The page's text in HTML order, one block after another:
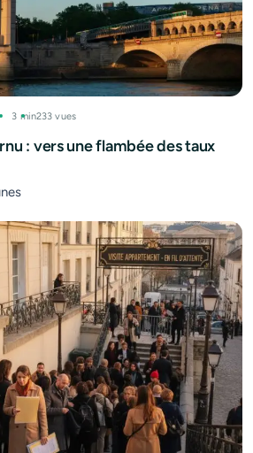
3 min233 vues
: vers une flambée des taux